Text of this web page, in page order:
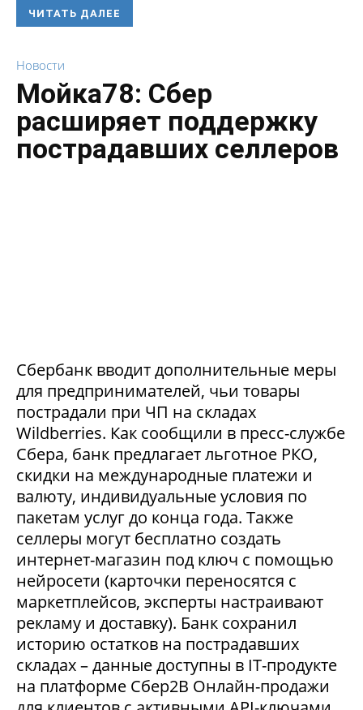
ЧИТАТЬ ДАЛЕЕ
Новости
Мойка78: Сбер
расширяет поддержку
пострадавших селлеров
Сбербанк вводит дополнительные меры
для предпринимателей, чьи товары
пострадали при ЧП на складах
Wildberries. Как сообщили в пресс-службе
Сбера, банк предлагает льготное РКО,
скидки на международные платежи и
валюту, индивидуальные условия по
пакетам услуг до конца года. Также
селлеры могут бесплатно создать
интернет-магазин под ключ с помощью
нейросети (карточки переносятся с
маркетплейсов, эксперты настраивают
рекламу и доставку). Банк сохранил
историю остатков на пострадавших
складах – данные доступны в IT-продукте
на платформе Сбер2В Онлайн-продажи